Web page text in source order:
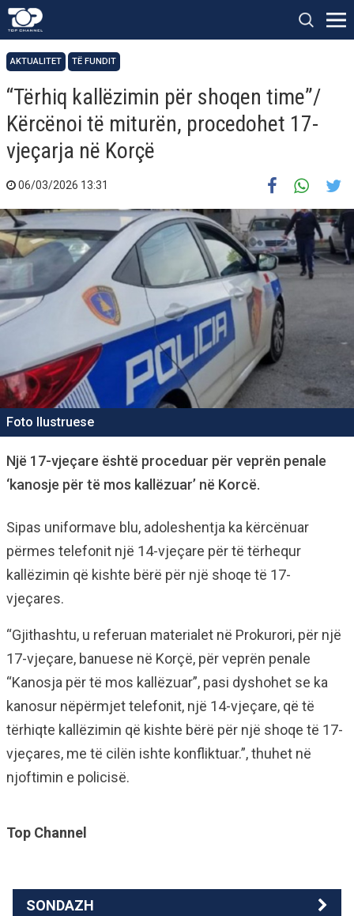
AKTUALITET TË FUNDIT
“Tërhiq kallëzimin për shoqen time”/
Kërcënoi të miturën, procedohet 17-
vjeçarja në Korçë
06/03/2026 13:31
Foto Ilustruese
Një 17-vjeçare është proceduar për veprën penale
‘kanosje për të mos kallëzuar’ në Korcë.
Sipas uniformave blu, adoleshentja ka kërcënuar
përmes telefonit një 14-vjeçare për të tërhequr
kallëzimin që kishte bërë për një shoqe të 17-
vjeçares.
“Gjithashtu, u referuan materialet në Prokurori, për një
17-vjeçare, banuese në Korçë, për veprën penale
“Kanosja për të mos kallëzuar”, pasi dyshohet se ka
kanosur nëpërmjet telefonit, një 14-vjeçare, që të
tërhiqte kallëzimin që kishte bërë për një shoqe të 17-
vjeçares, me të cilën ishte konfliktuar.”, thuhet në
njoftimin e policisë.
Top Channel
SONDAZH